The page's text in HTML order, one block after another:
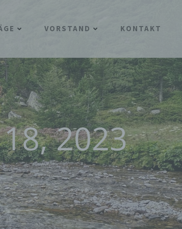
VORSTAND KONTAKT
2023